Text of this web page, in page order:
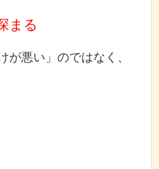
まる
が悪い」のではなく、